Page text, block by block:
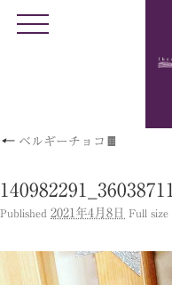
t
o
i
t
i
o
←ベルギーチョコ🍫
Published 2021年4月8日 Full size